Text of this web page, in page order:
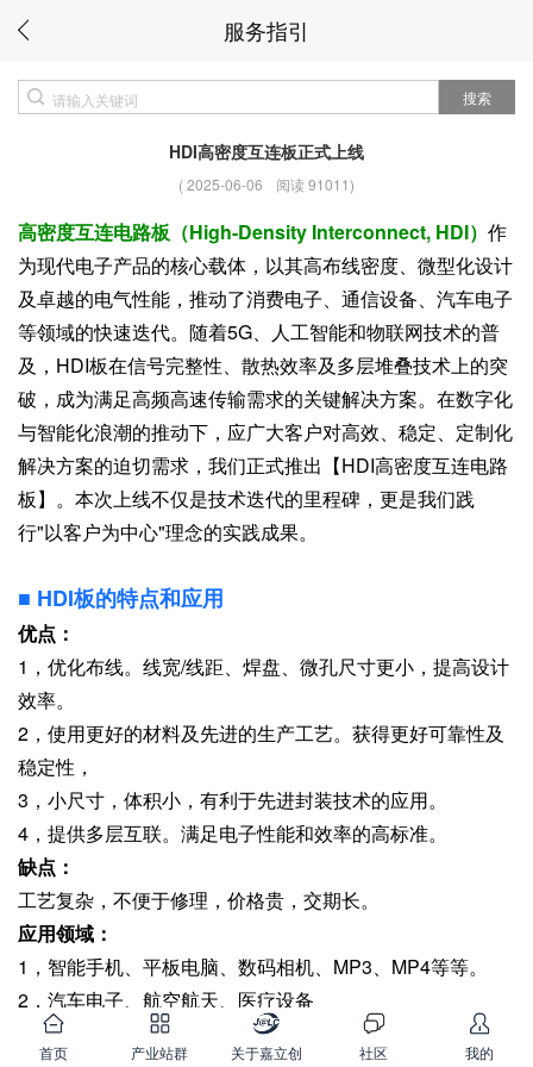
服务指引
搜索
HDI高密度互连板正式上线
(2025-06-06 阅读 91011)
高密度互连电路板（High-Density Interconnect, HDI） 作
为现代电子产品的核心载体，以其高布线密度、微型化设计
及卓越的电气性能，推动了消费电子、通信设备、汽车电子
等领域的快速迭代。随着5G、人工智能和物联网技术的普
及，HDI板在信号完整性、散热效率及多层堆叠技术上的突
破，成为满足高频高速传输需求的关键解决方案。在数字化
与智能化浪潮的推动下，应广大客户对高效、稳定、定制化
解决方案的迫切需求，我们正式推出【HDI高密度互连电路
板】。本次上线不仅是技术迭代的里程碑，更是我们践
行"以客户为中心"理念的实践成果。
■ HDI板的特点和应用
优点：
1，优化布线。线宽/线距、焊盘、微孔尺寸更小，提高设计
效率。
2，使用更好的材料及先进的生产工艺。获得更好可靠性及
稳定性，
3，小尺寸，体积小，有利于先进封装技术的应用。
4，提供多层互联。满足电子性能和效率的高标准。
缺点：
工艺复杂，不便于修理，价格贵，交期长。
应用领域：
1，智能手机、平板电脑、数码相机、MP3、MP4等等。
2，汽车电子、航空航天、医疗设备
3，通信设备、网络设备
首页 产业站群 关于嘉立创 社区 我的